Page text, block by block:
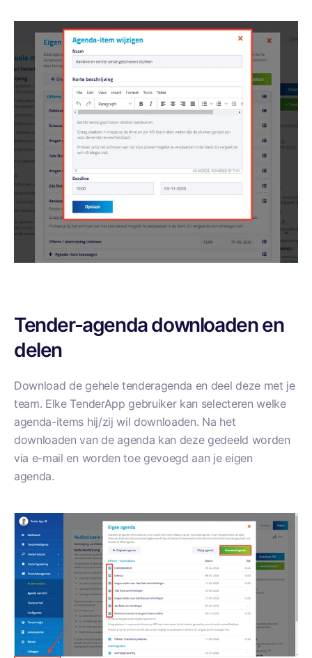
Tender-agenda downloaden en
delen
Download de gehele tenderagenda en deel deze met je
team. Elke TenderApp gebruiker kan selecteren welke
agenda-items hij/zij wil downloaden. Na het
downloaden van de agenda kan deze gedeeld worden
via e-mail en wordentoe gevoegd aan je eigen
agenda.